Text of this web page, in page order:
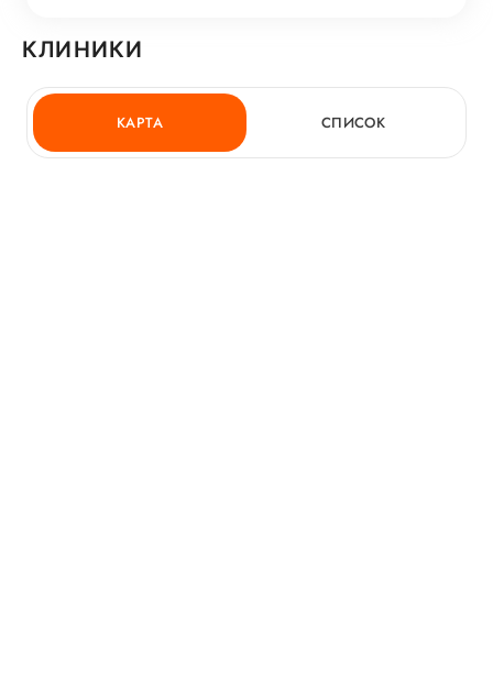
КЛИНИКИ
КАРТА СПИСОК